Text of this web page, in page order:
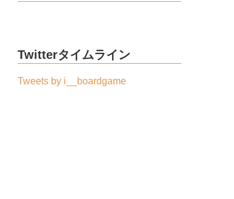
Twitterタイムライン
Tweets by i__boardgame